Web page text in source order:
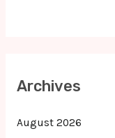
Archives
August 2026